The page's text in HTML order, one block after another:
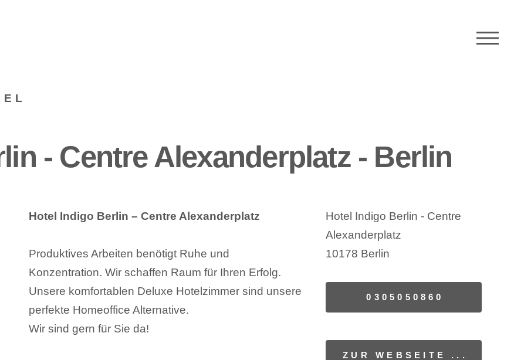
- Centre Alexanderplatz - Berlin
Hotel Indigo Berlin – Centre Alexanderplatz
Produktives Arbeiten benötigt Ruhe und
Konzentration. Wir schaffen Raum für Ihren Erfolg.
Unsere komfortablen Deluxe Hotelzimmer sind unsere
perfekte Homeoffice Alternative.
Wir sind gern für Sie da!
Hotel Indigo Berlin - Centre
Alexanderplatz
10178 Berlin
0305050860
ZUR WEBSEITE ...